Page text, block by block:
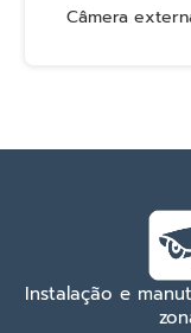
Câmera
Instalação e